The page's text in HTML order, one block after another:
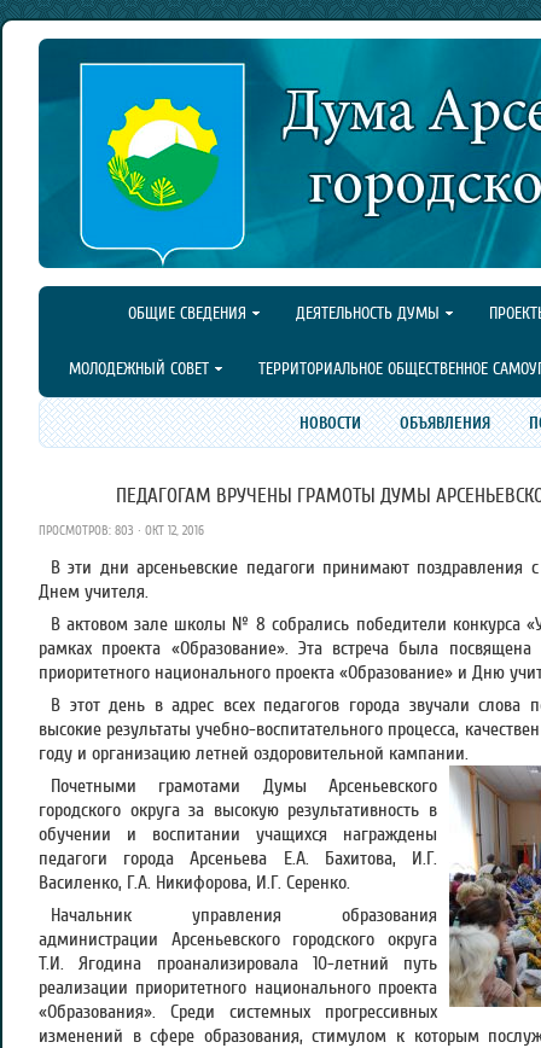
ОБЩИЕ СВЕДЕНИЯ ДЕЯТЕЛЬНОСТЬ ДУМЫ
МОЛОДЕЖНЫЙ СОВЕТ ТЕРРИТОРИАЛЬНОЕ ОБЩЕСТВЕННОЕ
НОВОСТИ ОБЪЯВЛЕНИЯ
ПЕДАГОГАМ ВРУЧЕНЫ ГРАМОТЫ ДУМЫ
ПРОСМОТРОВ: 803 · ОКТ 12, 2016
В эти дни арсеньевские педагоги принимают поздравления
Днем учителя.
В актовом зале школы № 8 собрались победители конкурса
рамках проекта «Образование». Эта встреча была
приоритетного национального проекта «Образование» и Дню
В этот день в адрес всех педагогов города звучали слова
высокие результаты учебно-воспитательного процесса,
году и организацию летней оздоровительной кампании.
Почетными грамотами Думы Арсеньевского
городского округа за высокую результативность в
обучении и воспитании учащихся награждены
педагоги города Арсеньева Е.А. Бахитова, И.Г.
Василенко, Г.А. Никифорова, И.Г. Серенко.
Начальник управления образования
администрации Арсеньевского городского округа
Т.И. Ягодина проанализировала 10-летний путь
реализации приоритетного национального проекта
«Образования». Среди системных прогрессивных
изменений в сфере образования, стимулом к которым